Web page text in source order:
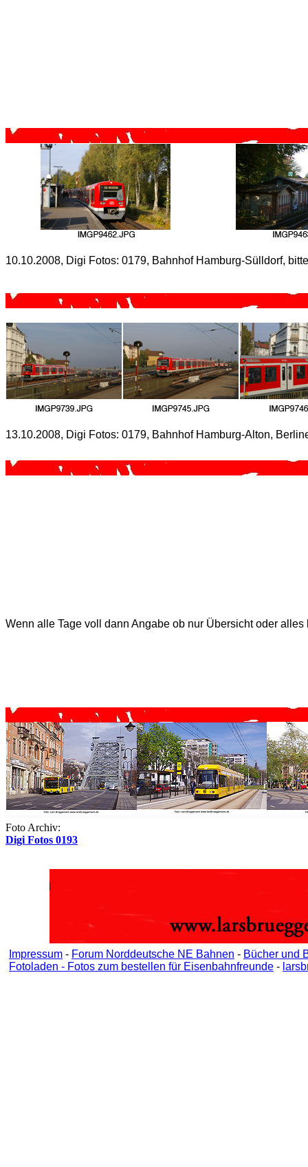
10.10.2008, Digi Fotos: 0179, Bahnhof Hamburg-Sülldorf,
13.10.2008, Digi Fotos: 0179, Bahnhof Hamburg-Alton,
Wenn alle Tage voll dann Angabe ob nur Übersicht oder alles
Foto Archiv:
Digi Fotos 0193
Impressum - Forum Norddeutsche NE Bahnen - Bücher und
Fotoladen - Fotos zum bestellen für Eisenbahnfreunde -